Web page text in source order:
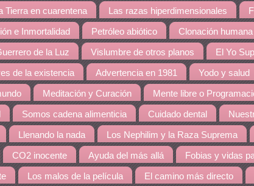
Tierra en cuarentena Las razas hiperdimensionales
e Inmortalidad Petróleo abiótico Clonación humana
de la Luz Vislumbre de otros planos El Yo
de la existencia Advertencia en 1981 Yodo y salud
Meditación y Curación Mente libre o
Somos cadena alimenticia Cuidado dental
Llenando la nada Los Nephilim y la Raza Suprema
CO2 inocente Ayuda del más allá Fobias y vidas
Los malos de la película El camino más directo